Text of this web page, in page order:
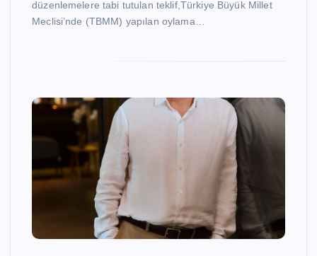
düzenlemelere tabi tutulan teklif,Türkiye Büyük Millet
Meclisi’nde (TBMM) yapılan oylama…